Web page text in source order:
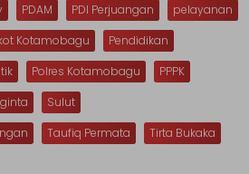
PDAM PDI Perjuangan
pelayanan
Kotamobagu
Pendidikan
Polres Kotamobagu
PPPK
Sulut
Taufiq Permata
Tirta Bukaka